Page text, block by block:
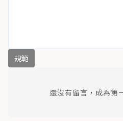
規範
還沒有留言，成為第